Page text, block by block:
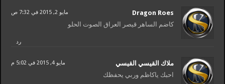
Dragon Roes مايو 2, 2015 في 7:32 ص
كاضم الساهر قيصر العراق الصوت الحلو
رد
ملاك القيسي القيسي مايو 4, 2015 في 5:02 م
احبك ياكاظم وربي يحفظك